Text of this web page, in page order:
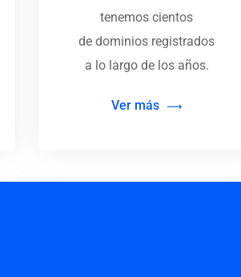
tenemos cientos
de dominios registrados
a lo largo de los años.
Ver más